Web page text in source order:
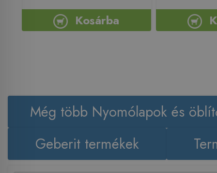
Kosárba
Még több Nyomólapok és
Geberit termékek